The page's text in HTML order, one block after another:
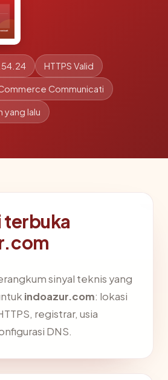
HTTPS Valid
Communicati
yang lalu
terbuka
sinyal teknis yang
indoazur.com: lokasi
registrar, usia
DNS.